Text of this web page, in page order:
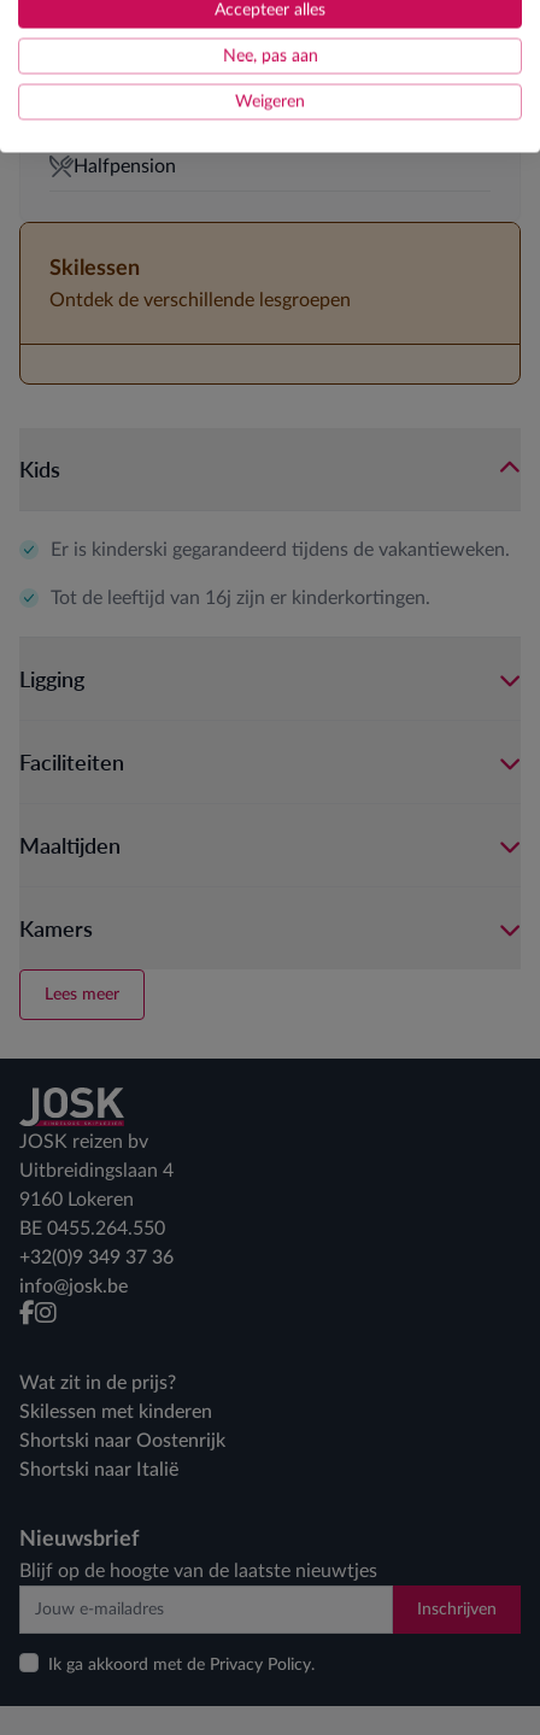
Accepteer alles
Nee, pas aan
Weigeren
Uitgebreide spa en wellness
Fitness
5-persoonskamers aanwezig
Halfpension
Skilessen
Ontdek de verschillende lesgroepen
Kids
Er is kinderski gegarandeerd tijdens de vakantieweken.
Tot de leeftijd van 16j zijn er kinderkortingen.
Ligging
Faciliteiten
Maaltijden
Kamers
Lees meer
Terug naar home
JOSK reizen bv
Uitbreidingslaan 4
9160 Lokeren
BE 0455.264.550
+32(0)9 349 37 36
info@josk.be
facebook
instagram
Wat zit in de prijs?
Skilessen met kinderen
Shortski naar Oostenrijk
Shortski naar Italië
Nieuwsbrief
Blijf op de hoogte van de laatste nieuwtjes
Inschrijven
Ik ga akkoord met de Privacy Policy.